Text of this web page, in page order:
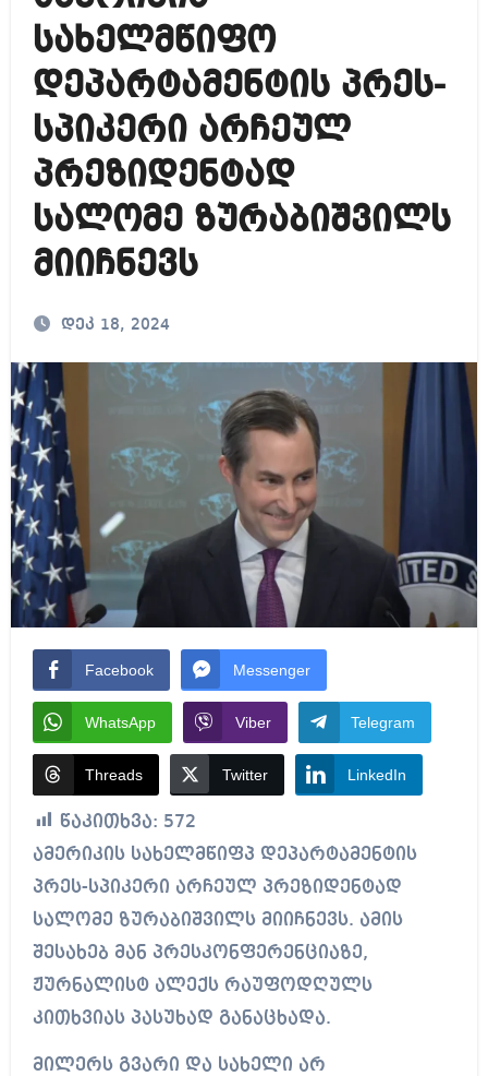
სახელმწიფო
დეპარტამენტის პრეს-
სპიკერი არჩეულ
პრეზიდენტად
სალომე ზურაბიშვილს
მიიჩნევს
დეკ 18, 2024
Facebook Messenger
WhatsApp Viber Telegram
Threads Twitter LinkedIn
წაკითხვა: 572
ამერიკის სახელმწიფპ დეპარტამენტის
პრეს-სპიკერი არჩეულ პრეზიდენტად
სალომე ზურაბიშვილს მიიჩნევს. ამის
შესახებ მან პრესკონფერენციაზე,
ჟურნალისტ ალექს რაუფოდღულს
კითხვიას პასუხად განაცხადა.
მილერს გვარი და სახელი არ